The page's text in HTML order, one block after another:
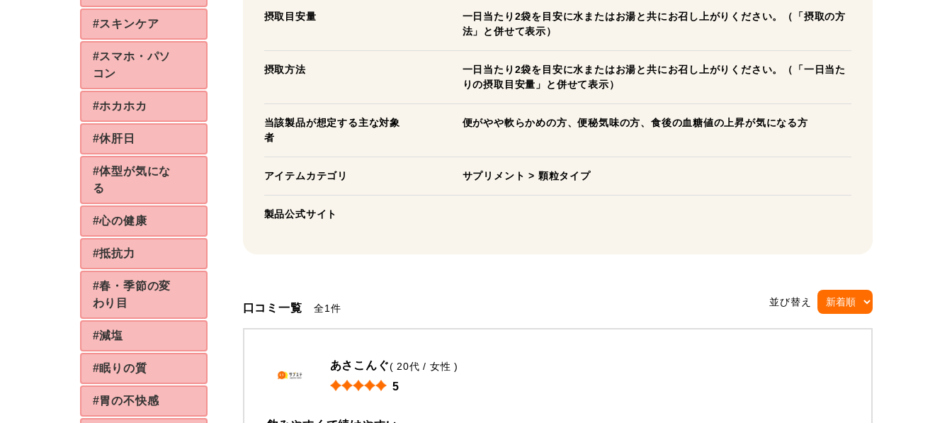
#スキンケア
#スマホ・パソ
コン
#ホカホカ
#休肝日
#体型が気にな
る
#心の健康
#抵抗力
#春・季節の変
わり目
#減塩
#眠りの質
#胃の不快感
摂取目安量
一日当たり2袋を目安に水またはお湯と共にお召し上がりください。（「摂取の方
法」と併せて表示）
摂取方法
一日当たり2袋を目安に水またはお湯と共にお召し上がりください。（「一日当た
りの摂取目安量」と併せて表示）
当該製品が想定する主な対象
者
便がやや軟らかめの方、便秘気味の方、食後の血糖値の上昇が気になる方
アイテムカテゴリ サプリメント > 顆粒タイプ
製品公式サイト
口コミ一覧 全1件
並び替え
あさこんぐ( 20代 / 女性 )
5